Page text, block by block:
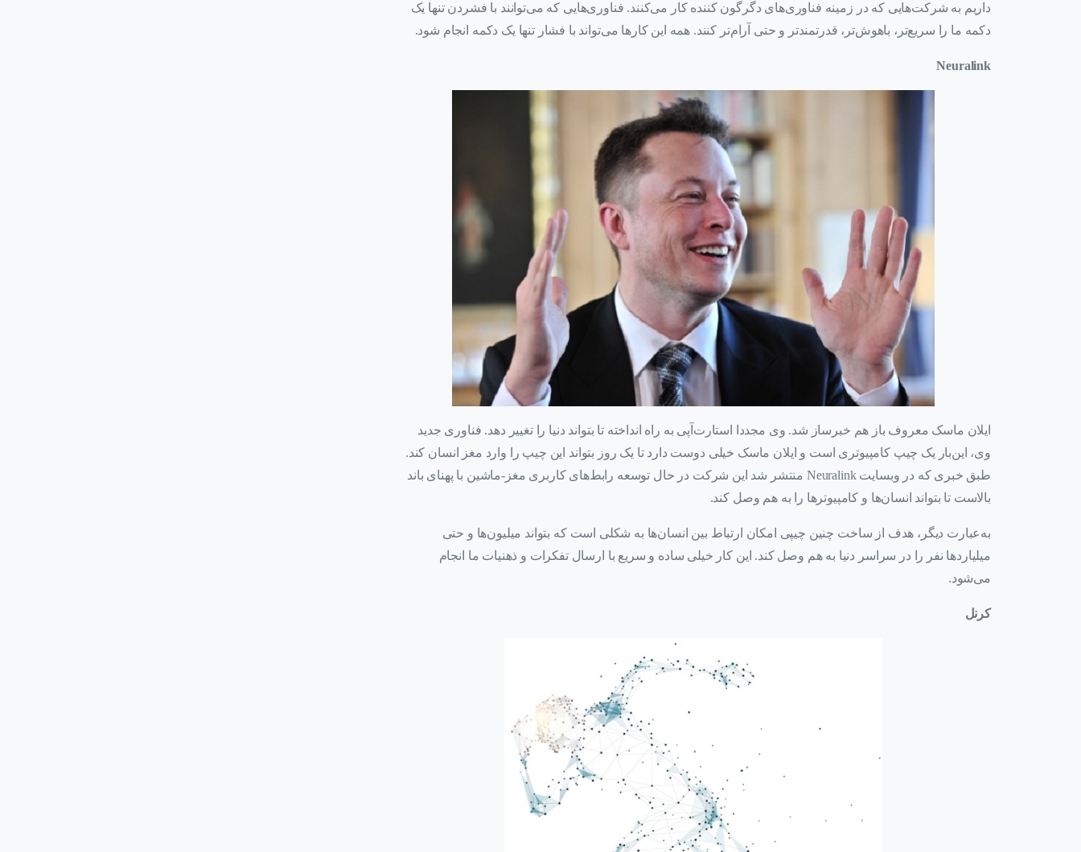
داریم به شرکت‌هایی که در زمینه فناوری‌های دگرگون کننده کار می‌کنند. فناوری‌هایی که می‌توانند با فشردن تنها یک
دکمه ما را سریع‌تر، باهوش‌تر، قدرتمندتر و حتی آرام‌تر کنند. همه این کارها می‌تواند با فشار تنها یک دکمه انجام شود.
Neuralink
ایلان ماسک معروف باز هم خبرساز شد. وی مجددا استارت‌آپی به راه انداخته تا بتواند دنیا را تغییر دهد. فناوری جدید
وی، این‌بار یک چیپ کامپیوتری است و ایلان ماسک خیلی دوست دارد تا یک روز بتواند این چیپ را وارد مغز انسان کند.
طبق خبری که در وبسایت Neuralink منتشر شد این شرکت در حال توسعه رابط‌های کاربری مغز-ماشین با پهنای باند
بالاست تا بتواند انسان‌ها و کامپیوترها را به هم وصل کند.
به‌عبارت دیگر، هدف از ساخت چنین چیپی امکان ارتباط بین انسان‌ها به شکلی است که بتواند میلیون‌ها و حتی
میلیاردها نفر را در سراسر دنیا به هم وصل کند. این کار خیلی ساده و سریع با ارسال تفکرات و ذهنیات ما انجام
می‌شود.
کرنل